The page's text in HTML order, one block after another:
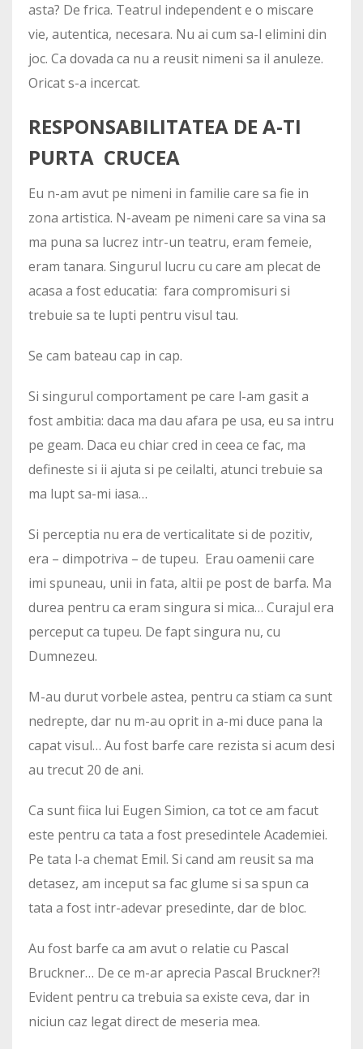
asta? De frica. Teatrul independent e o miscare
vie, autentica, necesara. Nu ai cum sa-l elimini din
joc. Ca dovada ca nu a reusit nimeni sa il anuleze.
Oricat s-a incercat.
RESPONSABILITATEA DE A-TI
PURTA CRUCEA
Eu n-am avut pe nimeni in familie care sa fie in
zona artistica. N-aveam pe nimeni care sa vina sa
ma puna sa lucrez intr-un teatru, eram femeie,
eram tanara. Singurul lucru cu care am plecat de
acasa a fost educatia: fara compromisuri si
trebuie sa te lupti pentru visul tau.
Se cam bateau cap in cap.
Si singurul comportament pe care l-am gasit a
fost ambitia: daca ma dau afara pe usa, eu sa intru
pe geam. Daca eu chiar cred in ceea ce fac, ma
defineste si ii ajuta si pe ceilalti, atunci trebuie sa
ma lupt sa-mi iasa…
Si perceptia nu era de verticalitate si de pozitiv,
era – dimpotriva – de tupeu. Erau oamenii care
imi spuneau, unii in fata, altii pe post de barfa. Ma
durea pentru ca eram singura si mica… Curajul era
perceput ca tupeu. De fapt singura nu, cu
Dumnezeu.
M-au durut vorbele astea, pentru ca stiam ca sunt
nedrepte, dar nu m-au oprit in a-mi duce pana la
capat visul… Au fost barfe care rezista si acum desi
au trecut 20 de ani.
Ca sunt fiica lui Eugen Simion, ca tot ce am facut
este pentru ca tata a fost presedintele Academiei.
Pe tata l-a chemat Emil. Si cand am reusit sa ma
detasez, am inceput sa fac glume si sa spun ca
tata a fost intr-adevar presedinte, dar de bloc.
Au fost barfe ca am avut o relatie cu Pascal
Bruckner… De ce m-ar aprecia Pascal Bruckner?!
Evident pentru ca trebuia sa existe ceva, dar in
niciun caz legat direct de meseria mea.